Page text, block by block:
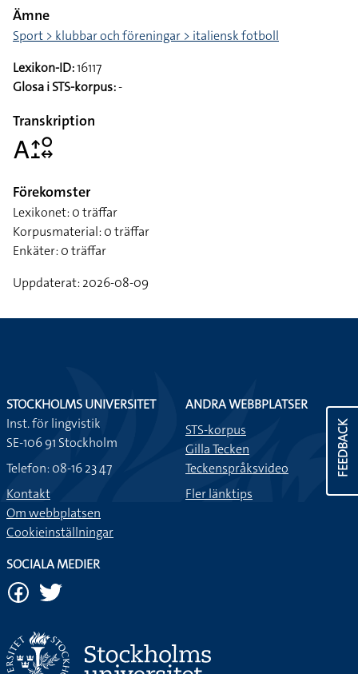
Ämne
Sport > klubbar och föreningar > italiensk fotboll
Lexikon-ID:16117
Glosa i STS-korpus:-
Transkription
􌤤􌤴􌤸􌥰􌦉
Förekomster
Lexikonet: 0 träffar
Korpusmaterial: 0 träffar
Enkäter: 0 träffar
Uppdaterat: 2026-08-09
FEEDBACK
STOCKHOLMS UNIVERSITET
Inst. för lingvistik
SE-106 91 Stockholm
Telefon: 08-16 23 47
Kontakt
Om webbplatsen
Cookieinställningar
ANDRA WEBBPLATSER
STS-korpus
Gilla Tecken
Teckenspråksvideo
Fler länktips
SOCIALA MEDIER